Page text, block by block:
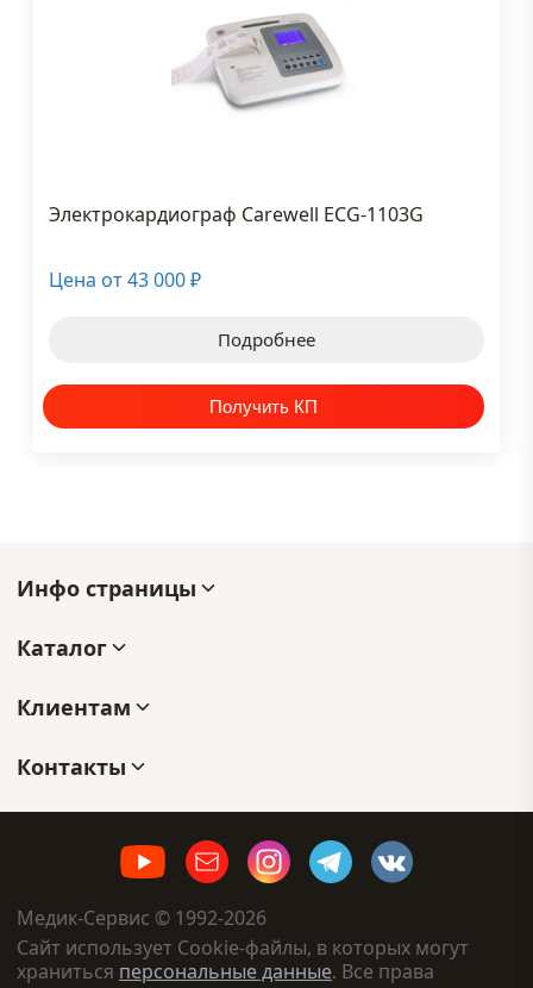
Электрокардиограф Carewell ECG-1103G
Цена от43 000 ₽
Подробнее
Инфо страницы
Каталог
Клиентам
Контакты
Медик-Сервис © 1992-2026
Сайт использует Cookie-файлы, в которых могут
храниться персональные данные. Все права